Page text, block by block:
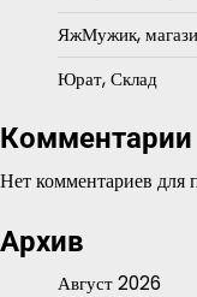
ЯжМужик,
Юрат, Склад
Комментарии
Нет комментариев для
Архив
Август 2026